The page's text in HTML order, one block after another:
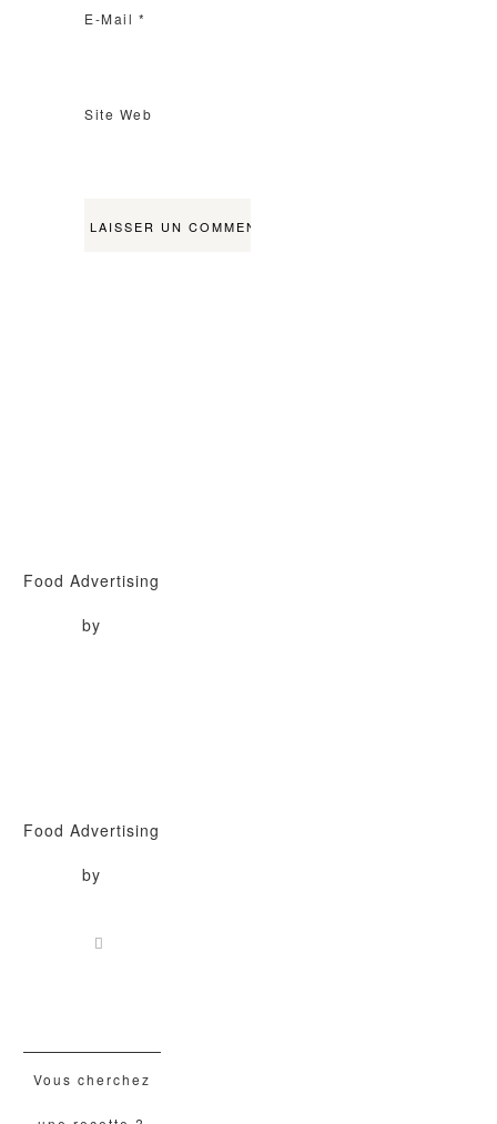
E-Mail *
Site Web
Food Advertising
by
Food Advertising
by
Vous cherchez